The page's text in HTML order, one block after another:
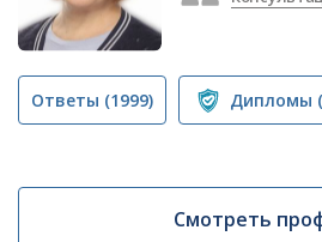
Ответы (1999) Дипломы
Смотреть